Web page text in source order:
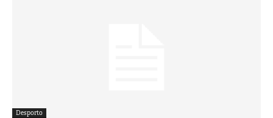
Desporto